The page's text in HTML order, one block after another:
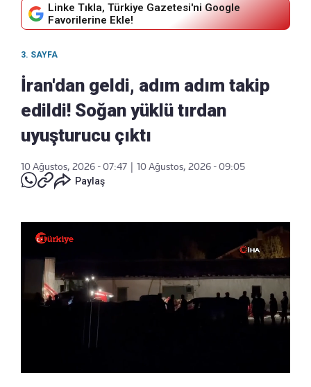
Linke Tıkla, Türkiye Gazetesi'ni Google
Favorilerine Ekle!
3. SAYFA
İran'dan geldi, adım adım takip
edildi! Soğan yüklü tırdan
uyuşturucu çıktı
10 Ağustos, 2026 - 07:47 | 10 Ağustos, 2026 - 09:05
Paylaş